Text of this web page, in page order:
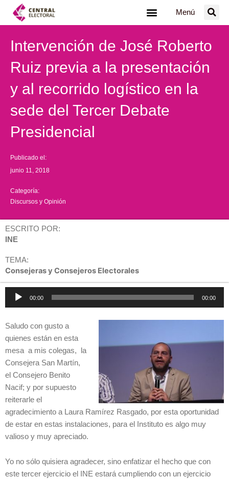
Menú
Intervención de José Roberto
Ruiz previa a la presentación
y al recorrido logístico en la
sede del Tercer Debate
Presidencial
Publicado el:
junio 11, 2018
Categoría:
Discursos y Opinión
ESCRITO POR:
INE
TEMA:
Consejeras y Consejeros Electorales
Reproductor
00:00 00:00
Saludo con gusto a
quienes están en esta
mesa a mis colegas, la
Consejera San Martín,
el Consejero Benito
Nacif; y por supuesto
reiterarle el
agradecimiento a Laura Ramírez Rasgado, por esta oportunidad
de estar en estas instalaciones, para el Instituto es algo muy
valioso y muy apreciado.
Yo no sólo quisiera agradecer, sino enfatizar el hecho que con
este tercer ejercicio el INE estará cumpliendo con un ejercicio